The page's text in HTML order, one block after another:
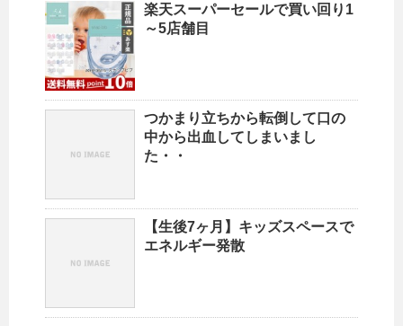
楽天スーパーセールで買い回り1
～5店舗目
つかまり立ちから転倒して口の
中から出血してしまいまし
た・・
【生後7ヶ月】キッズスペースで
エネルギー発散